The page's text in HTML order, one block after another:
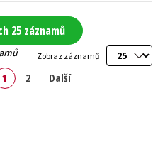
25 záznamů
Zobraz záznamů
1 2 Další